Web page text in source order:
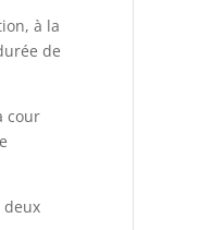
à la
de
cour
deux